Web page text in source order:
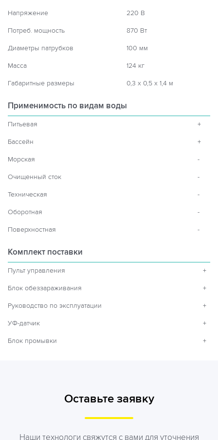
Напряжение 220 В
Потреб. мощность 870 Вт
Диаметры патрубков 100 мм
Масса 124 кг
Габаритные размеры 0,3 х 0,5 х 1,4 м
Применимость по видам воды
Питьевая +
Бассейн +
Морская -
Очищенный сток -
Техническая -
Оборотная -
Поверхностная -
Комплект поставки
Пульт управления +
Блок обеззараживания +
Руководство по эксплуатации +
УФ-датчик +
Блок промывки +
Оставьте заявку
Наши технологи свяжутся с вами для уточнения